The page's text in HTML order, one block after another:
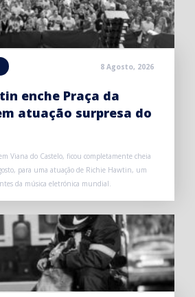
8 Agosto, 2026
enche Praça da
atuação surpresa do
Viana do Castelo, ficou completamente cheia
para uma atuação de Richie Hawtin, um
da música eletrónica mundial.